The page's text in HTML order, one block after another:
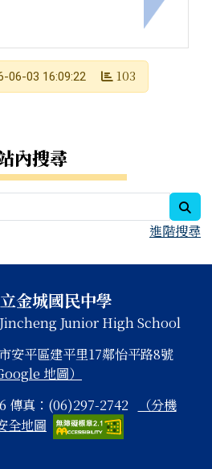
師範大學辦理「AI協作素養導向
下一筆：
06-03 16:09:22 103
內搜尋
進階搜尋
金城國民中學
Junior High School
安平區建平里17鄰怡平路8號
地圖）
傳真：(06)297-2742
（分機
全地圖